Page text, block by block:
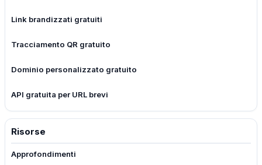
Link brandizzati gratuiti
Tracciamento QR gratuito
Dominio personalizzato gratuito
API gratuita per URL brevi
Risorse
Approfondimenti